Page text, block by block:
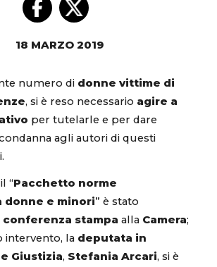
18 MARZO 2019
numero di donne vittime di
, si è reso necessario agire a
per tutelarle e per dare
agli autori di questi
“Pacchetto norme
donne e minori” è stato
conferenza stampa alla Camera;
intervento, la deputata in
Giustizia, Stefania Arcari, si è